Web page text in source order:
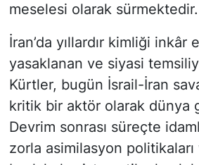
meselesi olarak sürmektedir.
İran’da yıllardır kimliği inkâr
yasaklanan ve siyasi
Kürtler, bugün İsrail-İran
kritik bir aktör olarak dünya
Devrim sonrası süreçte
zorla asimilasyon politikaları